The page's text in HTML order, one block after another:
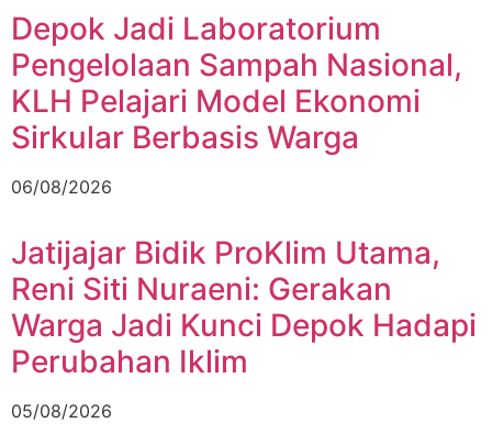
Depok Jadi Laboratorium
Pengelolaan Sampah Nasional,
KLH Pelajari Model Ekonomi
Sirkular Berbasis Warga
06/08/2026
Jatijajar Bidik ProKlim Utama,
Reni Siti Nuraeni: Gerakan
Warga Jadi Kunci Depok Hadapi
Perubahan Iklim
05/08/2026